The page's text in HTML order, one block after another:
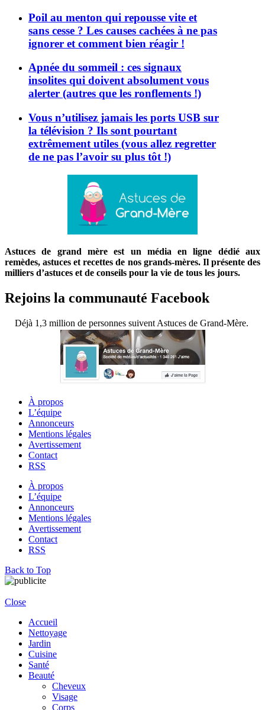
Poil au menton qui repousse vite et
sans cesse ? Les causes cachées à ne pas
ignorer et comment bien réagir !
Apnée du sommeil : ces signaux
insolites qui doivent absolument vous
alerter (autres que les ronflements !)
Vous n’utilisez jamais les ports USB sur
la télévision ? Ils sont pourtant
extrêmement utiles (vous allez regretter
de ne pas l’avoir su plus tôt !)
Astuces de grand mère est un média en ligne dédié aux
remèdes, astuces et recettes de nos grands-mères. Il présente des
milliers d’astuces et de conseils pour la vie de tous les jours.
Rejoins la communauté Facebook
Déjà 1,3 million de personnes suivent Astuces de Grand-Mère.
À propos
L’équipe
Annonceurs
Mentions légales
Avertissement
Contact
RSS
À propos
L’équipe
Annonceurs
Mentions légales
Avertissement
Contact
RSS
Back to Top
Close
Accueil
Nettoyage
Jardin
Cuisine
Santé
Beauté
Cheveux
Visage
Corps